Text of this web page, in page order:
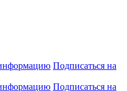
Подписаться на
Подписаться на